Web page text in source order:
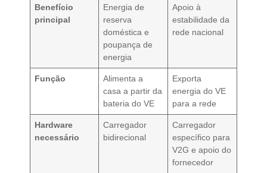
Benefício
principal
Energia de
reserva
doméstica e
poupança de
energia
Apoio à
estabilidade da
rede nacional
Função
Alimenta a
casa a partir da
bateria do VE
Exporta
energia do VE
para a rede
Hardware
necessário
Carregador
bidirecional
Carregador
específico para
V2G e apoio do
fornecedor